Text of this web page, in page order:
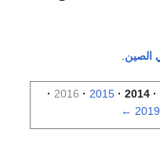
2014
2015
2016
2019
←